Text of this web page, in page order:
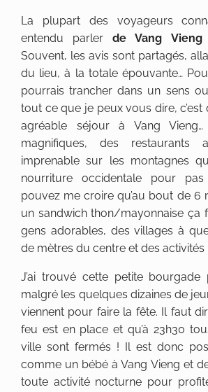
La plupart des voyageurs
entendu parlerde Vang
Souvent, les avis sont partagés,
du lieu, à la totale épouvante…
pourrais trancher dans un sens
tout ce que je peux vous dire, c’est
agréable séjour à Vang Vieng…
magnifiques, des restaurants
imprenable sur les montagnes
nourriture occidentale pour
pouvez me croire qu’au bout de 6
un sandwich thon/mayonnaise ça
gens adorables, des villages à
de mètres du centre et des activités
J’ai trouvé cette petite bourgade
malgré les quelques dizaines de
viennent pour faire la fête. Il faut
feu est en place et qu’à 23h30
ville sont fermés ! Il est donc
comme un bébé à Vang Vieng et
toute activité nocturne pour